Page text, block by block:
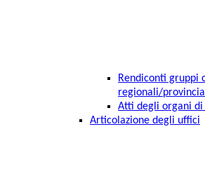
Rendiconti gruppi
regionali/
Atti degli organi
Articolazione degli uffici